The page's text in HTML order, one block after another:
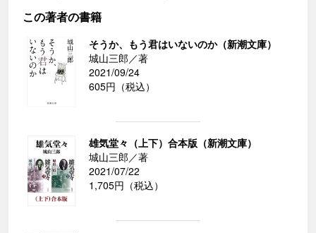
この著者の書籍
そうか、もう君はいないのか（新潮文庫）
城山三郎／著
2021/09/24
605円（税込）
雄気堂々（上下）合本版（新潮文庫）
城山三郎／著
2021/07/22
1,705円（税込）